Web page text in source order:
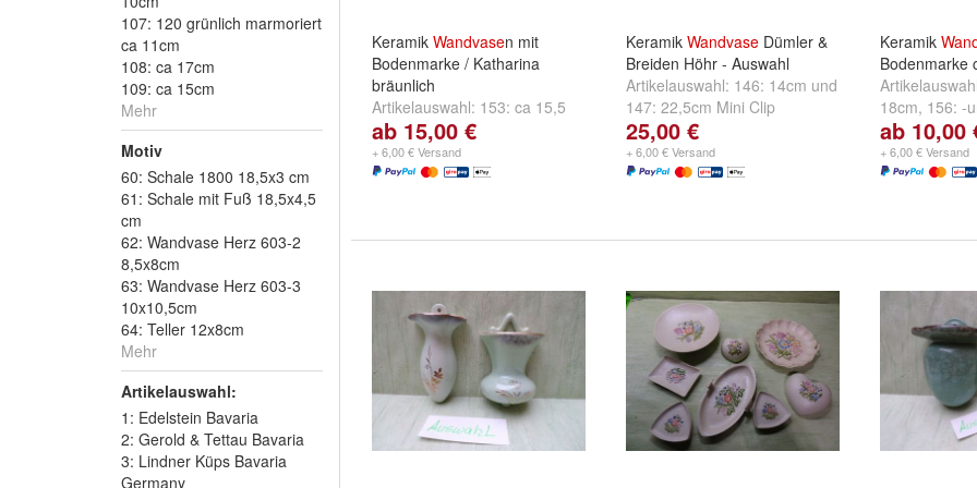
107: 120 grünlich marmoriert
ca 11cm
108: ca 17cm
109: ca 15cm
Mehr
Motiv
60: Schale 1800 18,5x3 cm
61: Schale mit Fuß 18,5x4,5
cm
62: Wandvase Herz 603-2
8,5x8cm
63: Wandvase Herz 603-3
10x10,5cm
64: Teller 12x8cm
Mehr
Artikelauswahl:
1: Edelstein Bavaria
2: Gerold & Tettau Bavaria
3: Lindner Küps Bavaria
Germany
Keramik Wandvasen mit
Bodenmarke / Katharina
bräunlich
Artikelauswahl: 153: ca 15,5
cmund 154: Katharina ca
17cm
ab 15,00 €
+ 6,00 € Versand
Keramik Wandvase Dümler &
Breiden Höhr - Auswahl
Artikelauswahl: 146: 14cm und
147: 22,5cm Mini Clip
Rückseite / Spitze
25,00 €
+ 6,00 € Versand
Keramik
Bodenmarke
18cm, 156: -
13,5cmund
3917 ca 11cm
ab 10,00
+ 6,00 € Versand